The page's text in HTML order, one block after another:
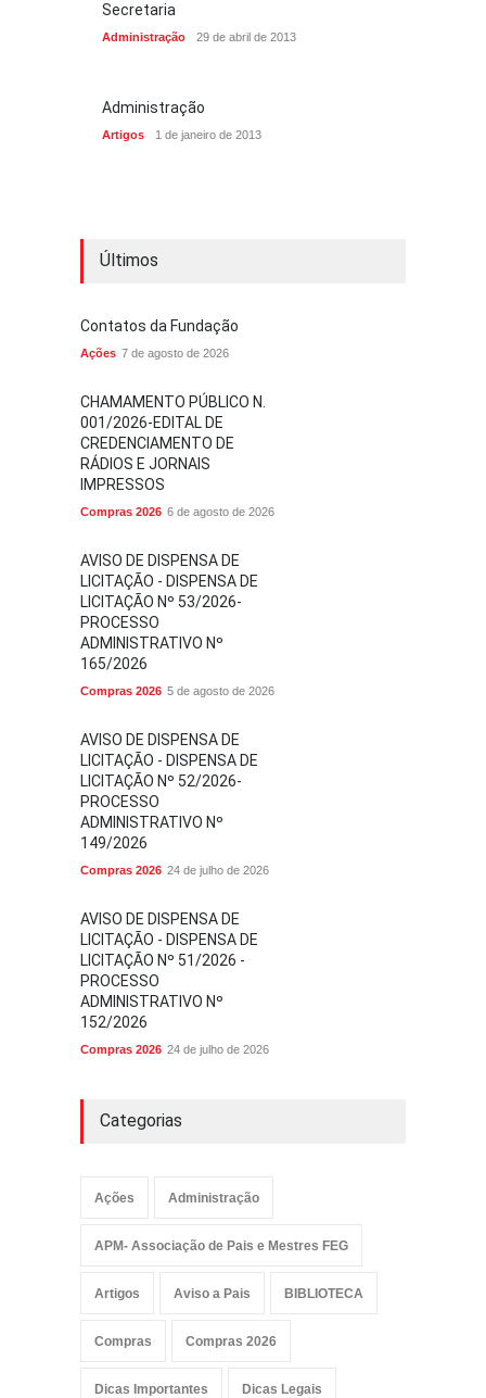
Secretaria
Administração 29 de abril de 2013
Administração
Artigos 1 de janeiro de 2013
Últimos
Contatos da Fundação
Ações 7 de agosto de 2026
CHAMAMENTO PÚBLICO N.
001/2026-EDITAL DE
CREDENCIAMENTO DE
RÁDIOS E JORNAIS
IMPRESSOS
Compras 2026 6 de agosto de 2026
AVISO DE DISPENSA DE
LICITAÇÃO - DISPENSA DE
LICITAÇÃO Nº 53/2026-
PROCESSO
ADMINISTRATIVO Nº
165/2026
Compras 2026 5 de agosto de 2026
AVISO DE DISPENSA DE
LICITAÇÃO - DISPENSA DE
LICITAÇÃO Nº 52/2026-
PROCESSO
ADMINISTRATIVO Nº
149/2026
Compras 2026 24 de julho de 2026
AVISO DE DISPENSA DE
LICITAÇÃO - DISPENSA DE
LICITAÇÃO Nº 51/2026 -
PROCESSO
ADMINISTRATIVO Nº
152/2026
Compras 2026 24 de julho de 2026
Categorias
Ações Administração
APM- Associação de Pais e Mestres FEG
Artigos Aviso a Pais BIBLIOTECA
Compras Compras 2026
Dicas Importantes Dicas Legais